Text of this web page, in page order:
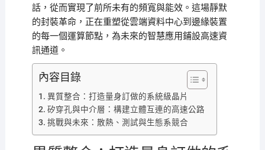
話，從而實現了前所未有的頻寬與能效。這場靜默
的封裝革命，正在重塑從雲端資料中心到邊緣裝置
的每一個運算節點，為未來的智慧應用鋪設高速資
訊通道。
內容目錄
異質整合：打造量身訂做的系統級晶片
矽穿孔與中介層：構建立體互連的高速公路
挑戰與未來：散熱、測試與生態系競合